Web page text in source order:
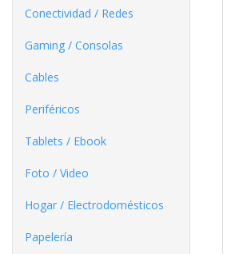
Conectividad / Redes
Gaming / Consolas
Cables
Periféricos
Tablets / Ebook
Foto / Video
Hogar / Electrodomésticos
Papelería